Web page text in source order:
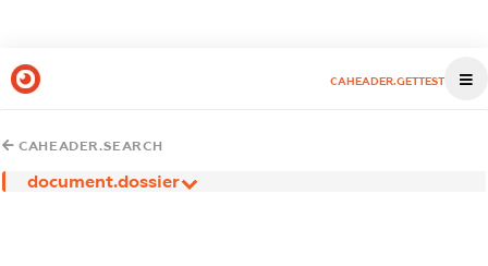
CAHEADER.GETTEST
CAHEADER.SEARCH
document.dossier